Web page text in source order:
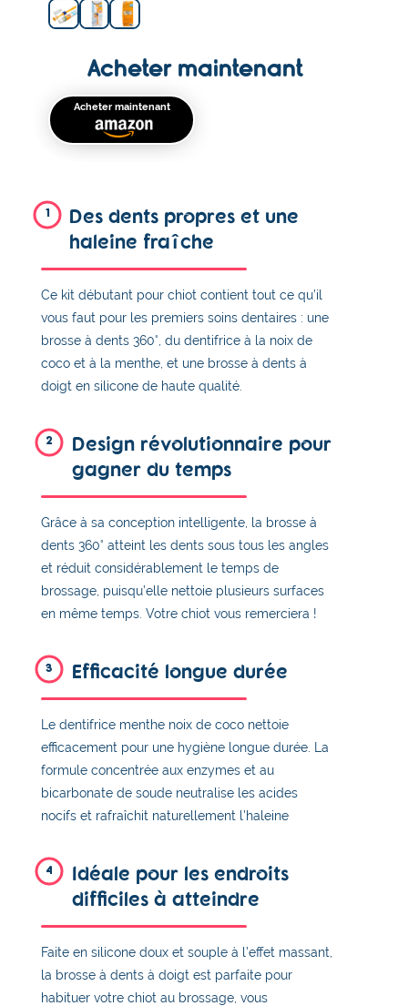
Acheter maintenant
Acheter maintenant
1
Des dents propres et une
haleine fraîche
Ce kit débutant pour chiot contient tout ce qu’il
vous faut pour les premiers soins dentaires : une
brosse à dents 360°, du dentifrice à la noix de
coco et à la menthe, et une brosse à dents à
doigt en silicone de haute qualité.
2
Design révolutionnaire pour
gagner du temps
Grâce à sa conception intelligente, la brosse à
dents 360° atteint les dents sous tous les angles
et réduit considérablement le temps de
brossage, puisqu’elle nettoie plusieurs surfaces
en même temps. Votre chiot vous remerciera !
3 Efficacité longue durée
Le dentifrice menthe noix de coco nettoie
efficacement pour une hygiène longue durée. La
formule concentrée aux enzymes et au
bicarbonate de soude neutralise les acides
nocifs et rafraîchit naturellement l’haleine
4
Idéale pour les endroits
difficiles à atteindre
Faite en silicone doux et souple à l’effet massant,
la brosse à dents à doigt est parfaite pour
habituer votre chiot au brossage, vous